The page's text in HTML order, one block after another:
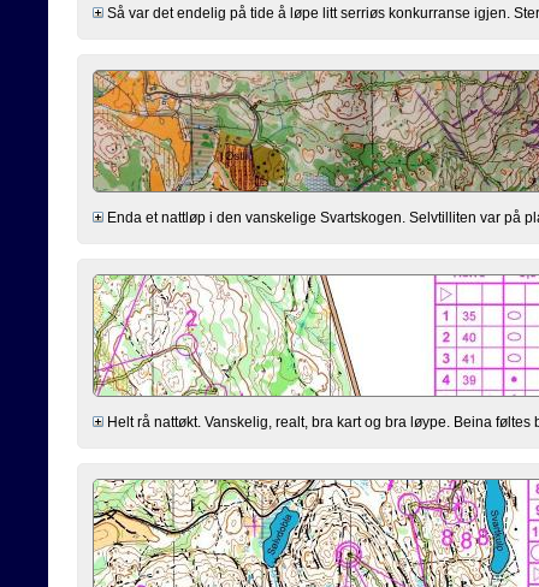
Så var det endelig på tide å løpe litt serriøs konkurranse igjen.
Enda et nattløp i den vanskelige Svartskogen. Selvtilliten var på
Helt rå nattøkt. Vanskelig, realt, bra kart og bra løype. Beina